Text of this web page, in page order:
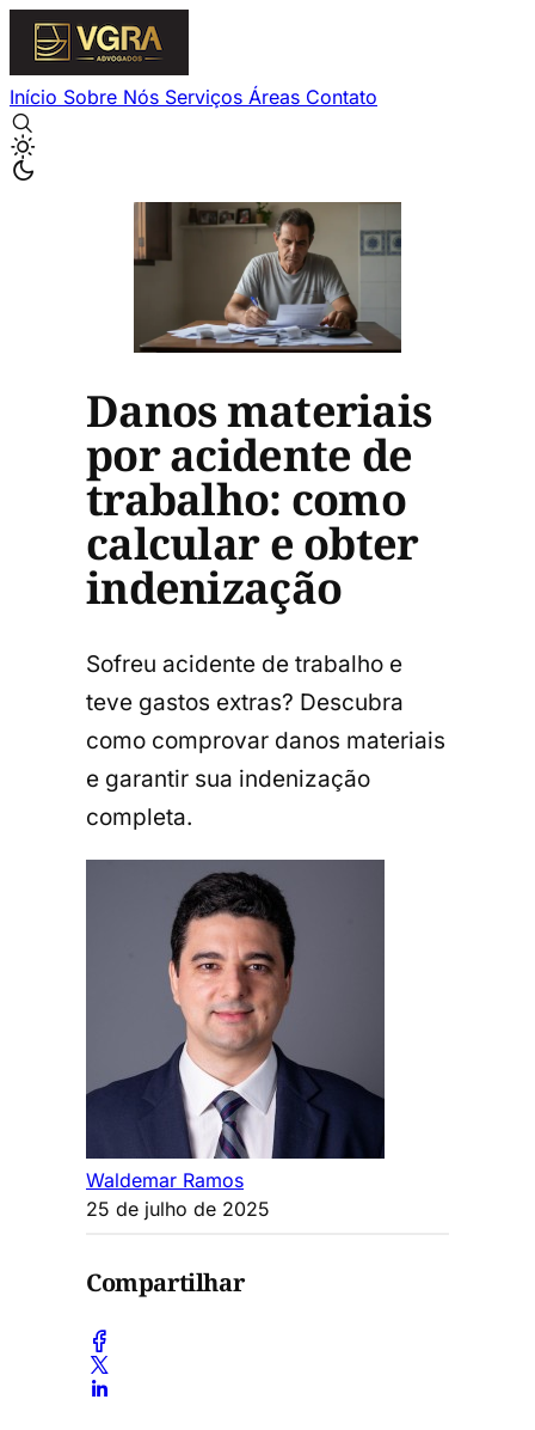
Início Sobre Nós Serviços Áreas Contato
Danos materiais
por acidente de
trabalho: como
calcular e obter
indenização
Sofreu acidente de trabalho e
teve gastos extras? Descubra
como comprovar danos materiais
e garantir sua indenização
completa.
Waldemar Ramos
25 de julho de 2025
Compartilhar